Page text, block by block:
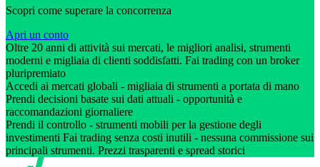
Scopri come superare la concorrenza
Apri un conto
Oltre 20 anni di attività sui mercati, le migliori analisi, strumenti
moderni e migliaia di clienti soddisfatti. Fai trading con un broker
pluripremiato
Accedi ai mercati globali - migliaia di strumenti a portata di mano
Prendi decisioni basate sui dati attuali - opportunità e
raccomandazioni giornaliere
Prendi il controllo - strumenti mobili per la gestione degli
investimenti Fai trading senza costi inutili - nessuna commissione sui
principali strumenti. Prezzi trasparenti e spread storici